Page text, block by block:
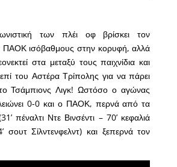
των πλέι οφ βρίσκει τον
ΠΑΟΚ ισόβαθμους στην κορυφή, αλλά
στα μεταξύ τους παιχνίδια και
του Αστέρα Τρίπολης για να πάρει
το Τσάμπιονς Λιγκ! Ωστόσο ο αγώνας
0-0 και ο ΠΑΟΚ, περνά από τα
πέναλτι Ντε Βινσέντι – 70’ κεφαλιά
σουτ Σίλντενφελντ) και ξεπερνά τον